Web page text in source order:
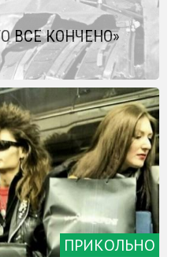
ВСЕ КОНЧЕНО»
ПРИКОЛЬНО